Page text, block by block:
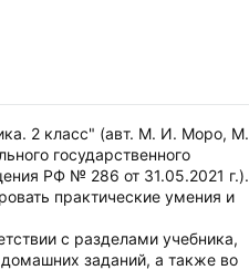
2 класс" (авт. М. И. Моро, М.
государственного
РФ № 286 от 31.05.2021 г.).
практические умения и
с разделами учебника,
заданий, а также во